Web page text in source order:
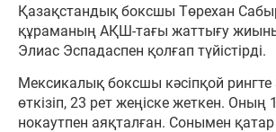
Қазақстандық боксшы Төрехан
құраманың АҚШ-тағы жаттығу
Элиас Эспадаспен қолғап түйістірді.
Мексикалық боксшы кәсіпқой
өткізіп, 23 рет жеңіске жеткен. Оның
нокаутпен аяқталған. Сонымен